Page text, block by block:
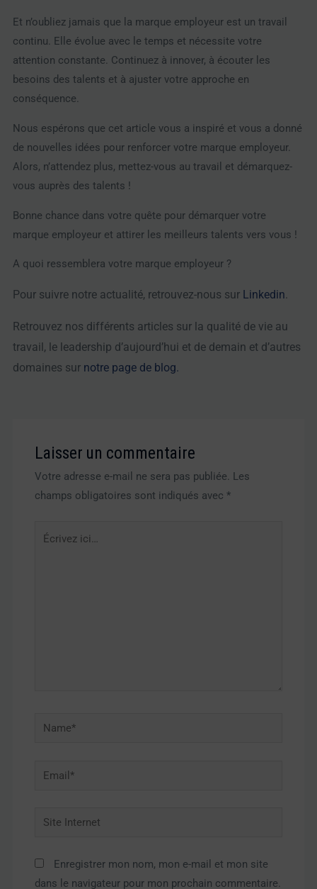
Et n’oubliez jamais que la marque employeur est un travail
continu. Elle évolue avec le temps et nécessite votre
attention constante. Continuez à innover, à écouter les
besoins des talents et à ajuster votre approche en
conséquence.
Nous espérons que cet article vous a inspiré et vous a donné
de nouvelles idées pour renforcer votre marque employeur.
Alors, n’attendez plus, mettez-vous au travail et démarquez-
vous auprès des talents !
Bonne chance dans votre quête pour démarquer votre
marque employeur et attirer les meilleurs talents vers vous !
A quoi ressemblera votre marque employeur ?
Pour suivre notre actualité, retrouvez-nous sur Linkedin
Retrouvez nos différents articles sur la qualité de vie au
travail, le leadership d’aujourd’hui et de demain et d’autres
domaines sur notre page de blog.
Laisser un commentaire
Votre adresse e-mail ne sera pas publiée. Les
champs obligatoires sont indiqués avec*
Écrivez
Name*
Email*
Site
Enregistrer mon nom, mon e-mail et mon site
dans le navigateur pour mon prochain commentaire.